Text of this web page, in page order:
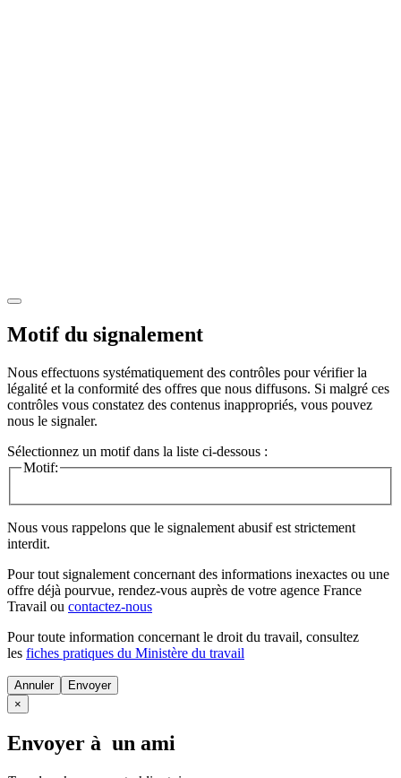
Motif du signalement
Nous effectuons systématiquement des contrôles pour vérifier la
légalité et la conformité des offres que nous diffusons. Si malgré ces
contrôles vous constatez des contenus inappropriés, vous pouvez
nous le signaler.
Sélectionnez un motif dans la liste ci-dessous :
Motif:
Nous vous rappelons que le signalement abusif est strictement
interdit.
Pour tout signalement concernant des informations inexactes ou une
offre déjà pourvue, rendez-vous auprès de votre agence France
Travail ou contactez-nous
Pour toute information concernant le droit du travail, consultez
les fiches pratiques du Ministère du travail
Annuler
×
Envoyer à un ami